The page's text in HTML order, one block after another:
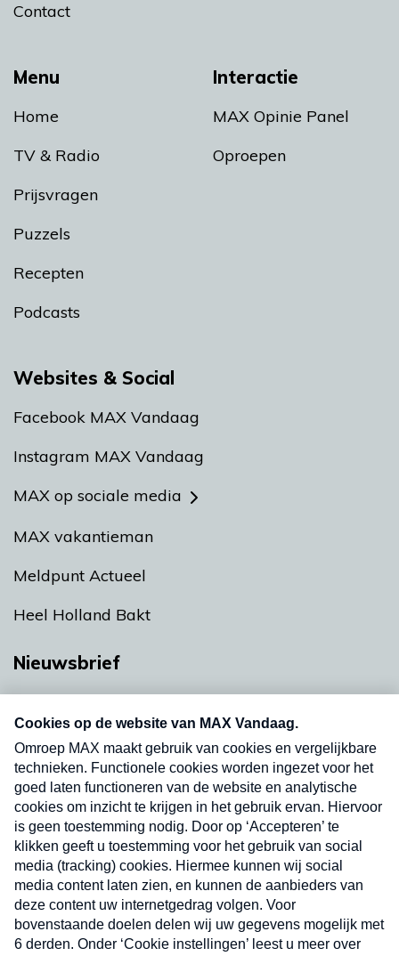
Menu
Home
TV & Radio
Prijsvragen
Puzzels
Recepten
Podcasts
Interactie
MAX Opinie Panel
Oproepen
Contact
Websites & Social
Facebook MAX Vandaag
Instagram MAX Vandaag
MAX op sociale media
MAX vakantieman
Meldpunt Actueel
Heel Holland Bakt
Nieuwsbrief
nieuwsbrief. Elke vrijdag- en dinsdagochtend in
uw mailbox.
Verzend